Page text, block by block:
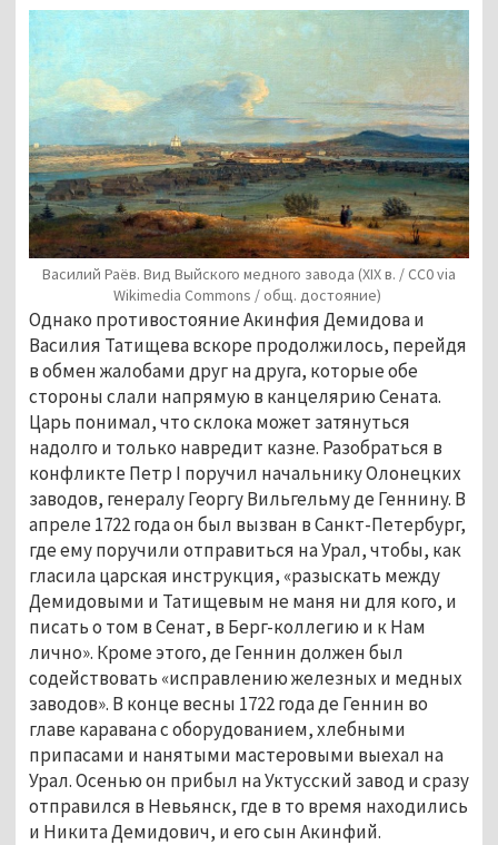
Василий Раёв. Вид Выйского медного завода (XIX в. / СС0 via
Wikimedia Commons / общ. достояние)
Однако противостояние Акинфия Демидова и
Василия Татищева вскоре продолжилось, перейдя
в обмен жалобами друг на друга, которые обе
стороны слали напрямую в канцелярию Сената.
Царь понимал, что склока может затянуться
надолго и только навредит казне. Разобраться в
конфликте Петр I поручил начальнику Олонецких
заводов, генералу Георгу Вильгельму де Геннину. В
апреле 1722 года он был вызван в Санкт-Петербург,
где ему поручили отправиться на Урал, чтобы, как
гласила царская инструкция, «разыскать между
Демидовыми и Татищевым не маня ни для кого, и
писать о том в Сенат, в Берг-коллегию и к Нам
лично». Кроме этого, де Геннин должен был
содействовать «исправлению железных и медных
заводов». В конце весны 1722 года де Геннин во
главе каравана с оборудованием, хлебными
припасами и нанятыми мастеровыми выехал на
Урал. Осенью он прибыл на Уктусский завод и сразу
отправился в Невьянск, где в то время находились
и Никита Демидович, и его сын Акинфий.